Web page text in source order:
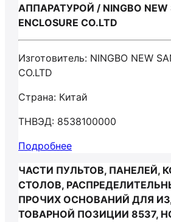
АППАРАТУРОЙ / NINGBO NEW
ENCLOSURE CO.LTD
Изготовитель: NINGBO NEW
CO.LTD
Страна: Китай
ТНВЭД: 8538100000
Подробнее
ЧАСТИ ПУЛЬТОВ, ПАНЕЛЕЙ,
СТОЛОВ,
ПРОЧИХ ОСНОВАНИЙ ДЛЯ
ТОВАРНОЙ ПОЗИЦИИ 8537,